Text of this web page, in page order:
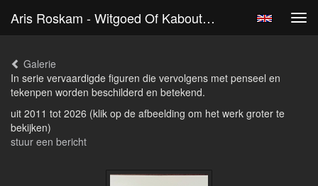
Aris Roskam - Witgoed Of Kabouterachtigen
Galerie
In serie vervaardigde figuren die vervolgens met penseel en
tekenpen worden beschilderd en betekend.
uit 2011 tot 2026 (klik op de afbeelding om het werk groter te
bekijken)
stuur een bericht